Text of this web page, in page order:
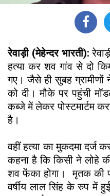
रेवाड़ी (मेहेन्दर भारती):
हत्या कर शव गांव से दो
गए। जैसे ही सुबह
को दी। मौके पर पहुंची
कब्जे में लेकर पोस्टमार्टम
है।
वहीं हत्या का मुकदमा दर्ज
कहना है कि किसी ने लोहे
शव फेंका होगा। मृतक की
वर्षीय लाल सिंह के रुप में